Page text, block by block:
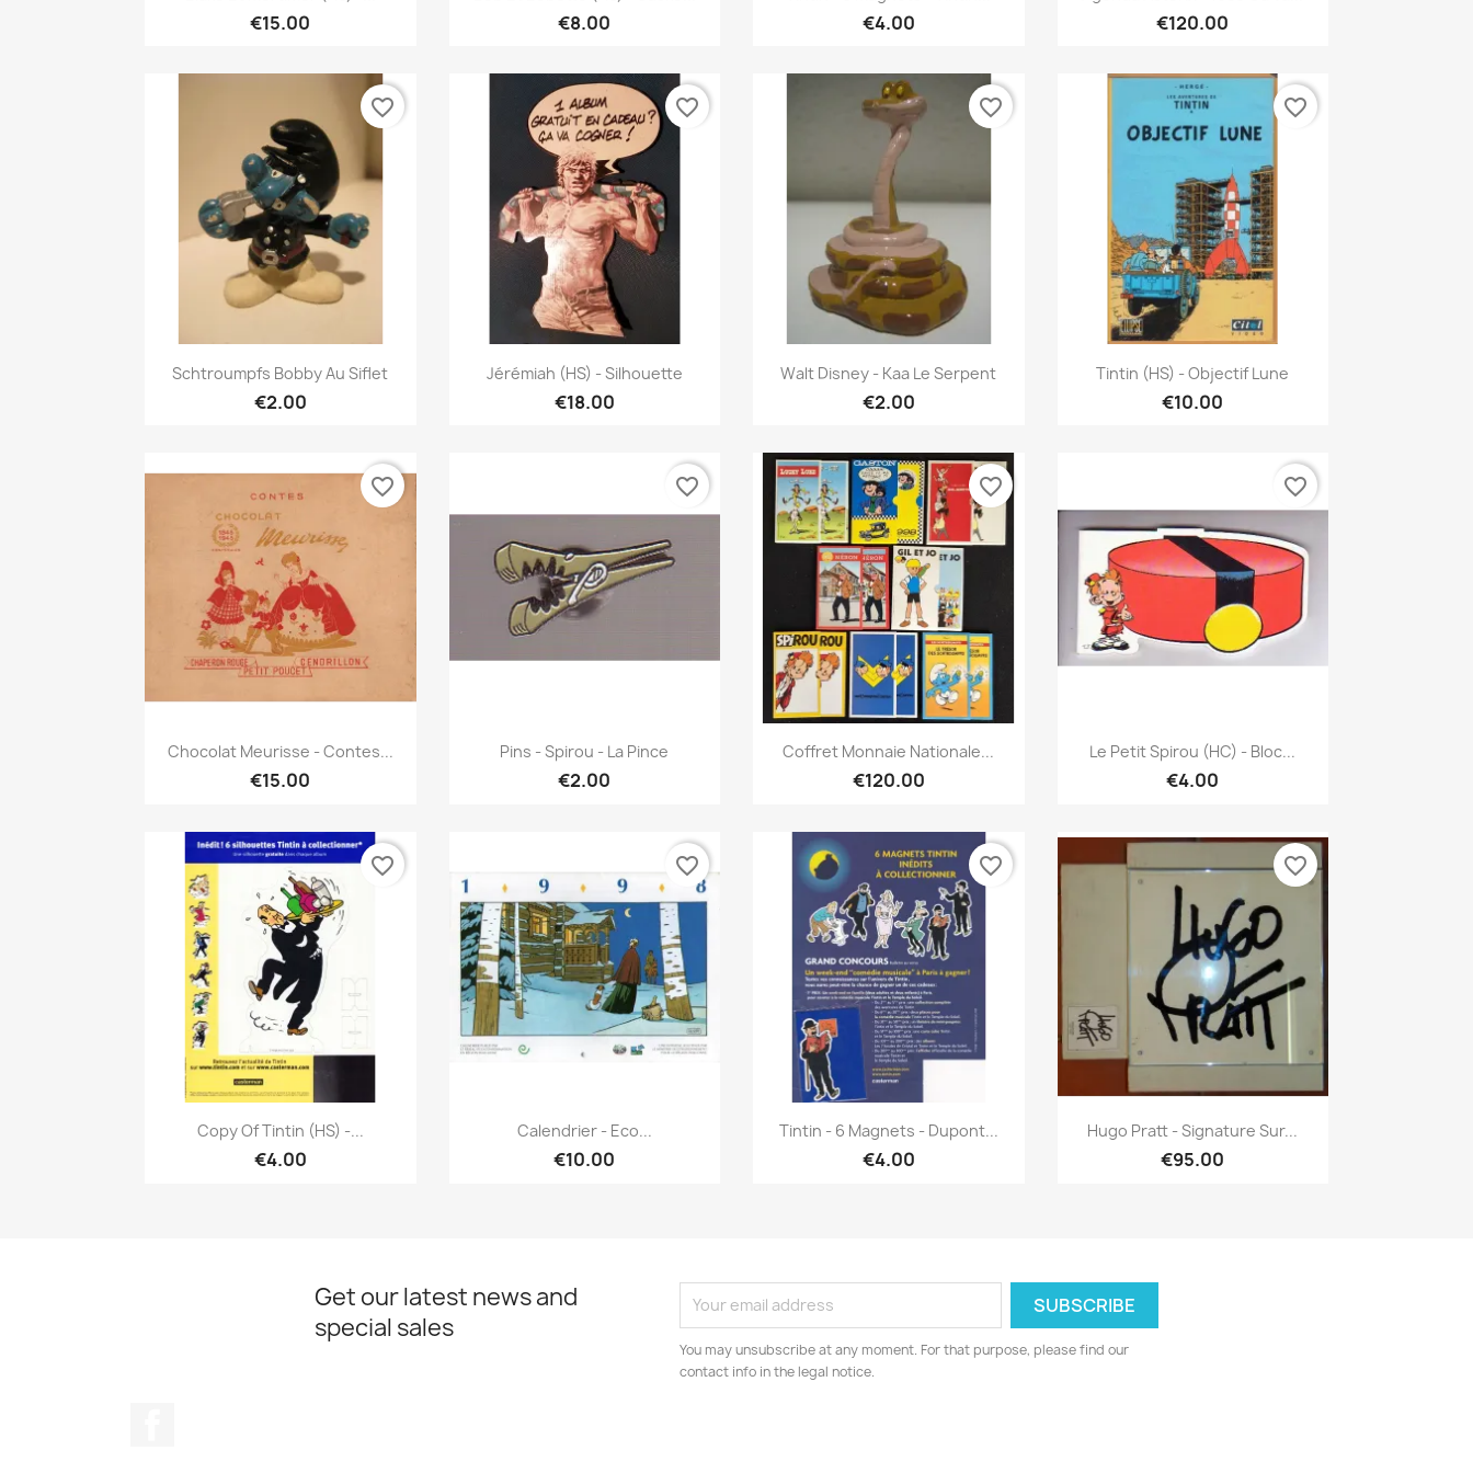
€15.00 €8.00 €4.00 €120.00
Quick view
Schtroumpfs Bobby Au Siflet
€2.00
favorite_border
Quick view
Jérémiah (HS) - Silhouette
€18.00
favorite_border
Quick view
Walt Disney - Kaa Le Serpent
€2.00
favorite_border
Quick view
Tintin (HS) - Objectif Lune
€10.00
favorite_border
Quick view
Chocolat Meurisse - Contes...
€15.00
favorite_border
Quick view
Pins - Spirou - La Pince
€2.00
favorite_border
Quick view
Coffret Monnaie Nationale...
€120.00
favorite_border
Quick view
Le Petit Spirou (HC) - Bloc...
€4.00
favorite_border
Quick view
Copy Of Tintin (HS) -...
€4.00
favorite_border
Quick view
Calendrier - Eco...
€10.00
favorite_border
Quick view
Tintin - 6 Magnets - Dupont...
€4.00
favorite_border
Quick view
Hugo Pratt - Signature Sur...
€95.00
favorite_border
Get our latest news and
special sales
You may unsubscribe at any moment. For that purpose, please find our
contact info in the legal notice.